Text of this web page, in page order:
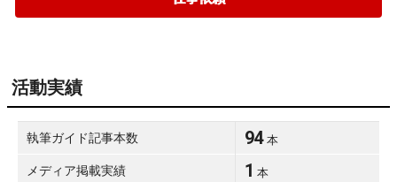
活動実績
執筆ガイド記事本数 94 本
メディア掲載実績 1 本